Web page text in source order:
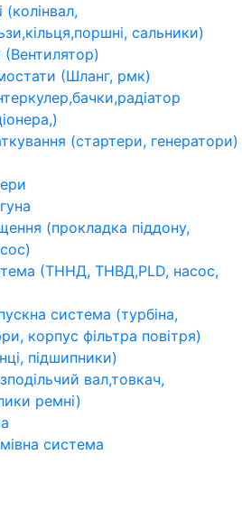
сальники)
(Вентилятор)
(Шланг, рмк)
(стартери, генератори)
(прокладка піддону,
(ТННД, ТНВД,PLD, насос,
система (турбіна,
корпус фільтра повітря)
підшипники)
вал,товкач,
ремні)
система